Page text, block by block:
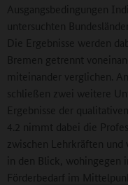
Ausgangsbedingungen
untersuchten
Die Ergebnisse werden
Bremen getrennt
miteinander verglichen.
schließen zwei weitere
Ergebnisse der
4.2 nimmt dabei die
zwischen Lehrkräften und
in den Blick,
Förderbedarf im